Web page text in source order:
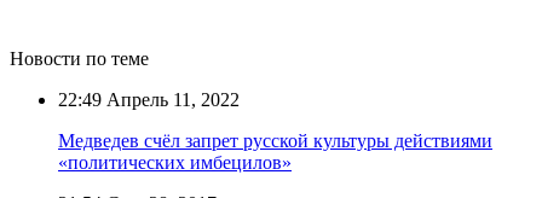
Новости по теме
22:49 Апрель 11, 2022
Медведев счёл запрет русской культуры действиями
«политических имбецилов»